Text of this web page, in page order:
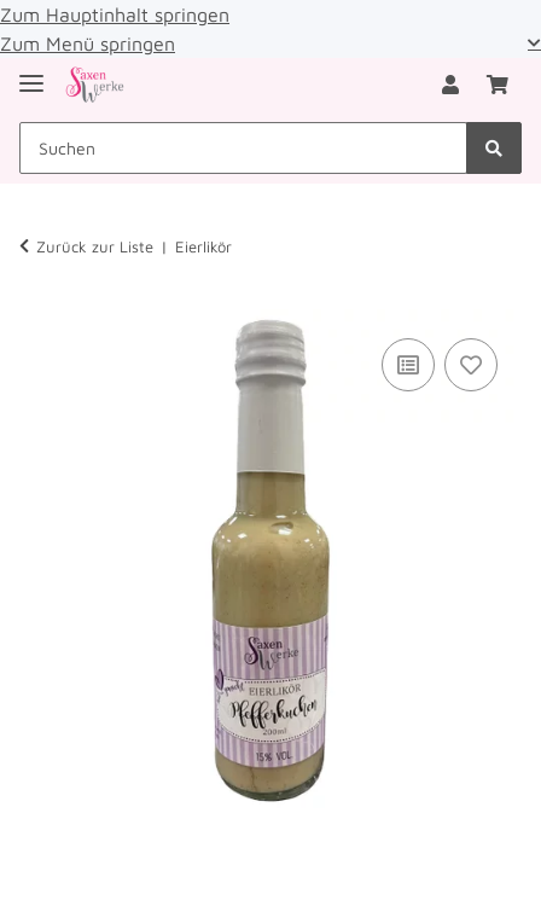
Zum Hauptinhalt springen
Zum Menü springen
Zurück zur Liste Eierlikör